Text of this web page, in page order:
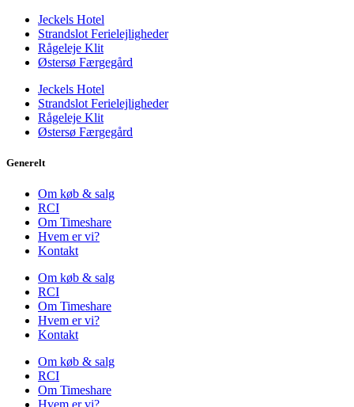
Jeckels Hotel
Strandslot Ferielejligheder
Rågeleje Klit
Østersø Færgegård
Jeckels Hotel
Strandslot Ferielejligheder
Rågeleje Klit
Østersø Færgegård
Generelt
Om køb & salg
RCI
Om Timeshare
Hvem er vi?
Kontakt
Om køb & salg
RCI
Om Timeshare
Hvem er vi?
Kontakt
Om køb & salg
RCI
Om Timeshare
Hvem er vi?